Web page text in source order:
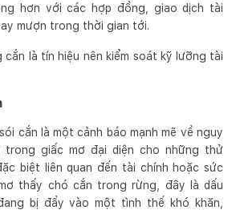
hơn với các hợp đồng, giao dịch tài
mượn trong thời gian tới.
là tín hiệu nên kiểm soát kỹ lưỡng tài
cắn là một cảnh báo mạnh mẽ về nguy
trong giấc mơ đại diện cho những thử
biệt liên quan đến tài chính hoặc sức
thấy chó cắn trong rừng, đây là dấu
bị đẩy vào một tình thế khó khăn,